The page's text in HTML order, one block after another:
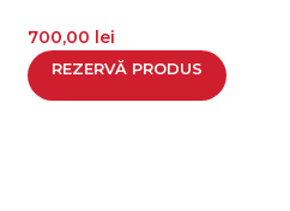
700,00 lei
REZERVĂ PRODUS